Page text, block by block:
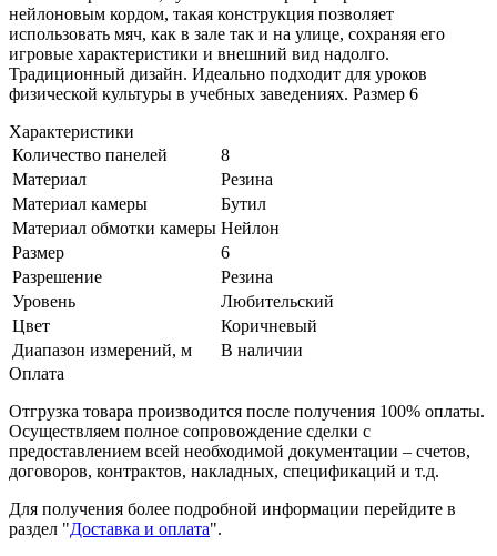
нейлоновым кордом, такая конструкция позволяет
использовать мяч, как в зале так и на улице, сохраняя его
игровые характеристики и внешний вид надолго.
Традиционный дизайн. Идеально подходит для уроков
физической культуры в учебных заведениях. Размер 6
Характеристики
Количество панелей
8
Материал
Резина
Материал камеры
Бутил
Материал обмотки камеры Нейлон
Размер
6
Разрешение
Резина
Уровень
Любительский
Цвет
Коричневый
Диапазон измерений, м
В наличии
Оплата
Отгрузка товара производится после получения 100% оплаты.
Осуществляем полное сопровождение сделки с
предоставлением всей необходимой документации – счетов,
договоров, контрактов, накладных, спецификаций и т.д.
Для получения более подробной информации перейдите в
раздел "Доставка и оплата".